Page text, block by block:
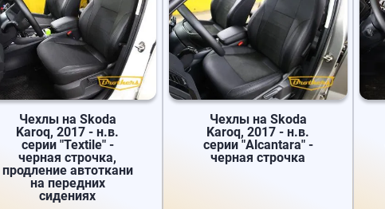
Чехлы на Skoda
Karoq, 2017 - н.в.
серии "Textile" -
черная строчка,
продление автоткани
на передних
сидениях
Чехлы на Skoda
Karoq, 2017 - н.в.
серии "Alcantara" -
черная строчка